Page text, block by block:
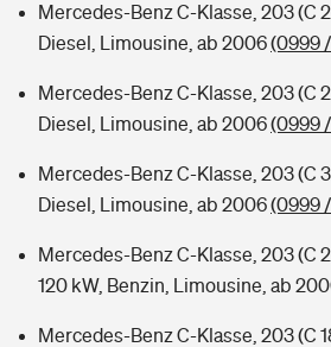
Mercedes-Benz C-Klasse, 203 (C
Diesel, Limousine, ab 2006(0999
Mercedes-Benz C-Klasse, 203 (C
Diesel, Limousine, ab 2006(0999
Mercedes-Benz C-Klasse, 203 (C
Diesel, Limousine, ab 2006(0999
Mercedes-Benz C-Klasse, 203 (C
120 kW, Benzin, Limousine, ab
Mercedes-Benz C-Klasse, 203 (C